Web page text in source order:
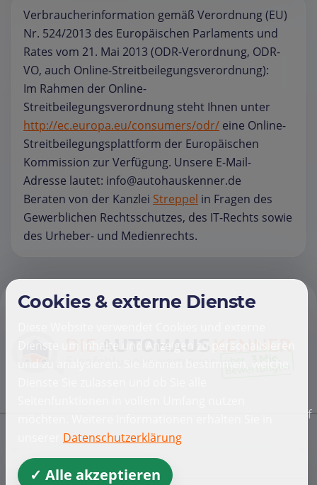
Verbraucherinformation gemäß Verordnung (EU)
Nr. 524/2013 des Europäischen Parlaments und
Rates vom 21. Mai 2013 (ODR-Verordnung, ODR-
VO, auch Online-Streitbeilegungsverordnung):
Im Rahmen der Online-
Streitbeilegungsverordnung steht Ihnen unter
http://ec.europa.eu/consumers/odr/ eine Online-
Streitbeilegungsplattform der Europäischen
Kommission zur Verfügung. Unsere E-Mail-
Adresse lautet: info@autohauskenner.de
Beraten von der Kanzlei Streppel in Fragen des
Gewerblichen Rechtsschutzes, des IT-Rechts sowie
des Urheber- und Medienrechts.
Händler
Cookies & externe Dienste
Dienste um Inhalte und Anzeigen zu personalisieren
und zu analysieren. Sie können bestimmen, welche
Datenschutzerklärung
✓ Alle akzeptieren
f